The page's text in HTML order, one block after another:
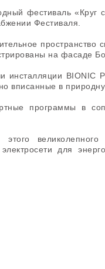
фестиваль «Круг
Фестиваля.
пространство
на фасаде
BIONIC
вписанные в
программы в
великолепного
для